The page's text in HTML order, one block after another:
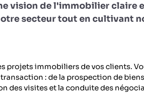
vision de l'immobilier claire
secteur tout en cultivant
projets immobiliers de vos clients.
: de la prospection de biens
des visites et la conduite des